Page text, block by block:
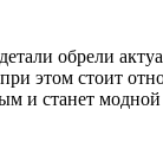
обрели
этом стоит
и станет